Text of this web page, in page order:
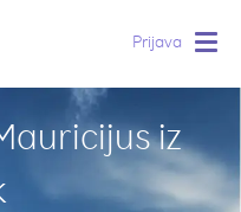
Prijava
iz